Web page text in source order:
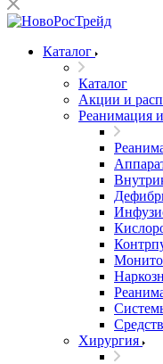
Каталог
Каталог
Акции и
Реанимация
Хирургия